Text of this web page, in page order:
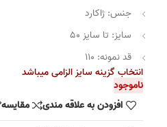
جنس: ژاکارد
سایز: تا سایز 50
قد نمونه: 110
انتخاب گزینه سایز الزامی میباشد
ناموجود
افزودن به علاقه مندی
مقایسه